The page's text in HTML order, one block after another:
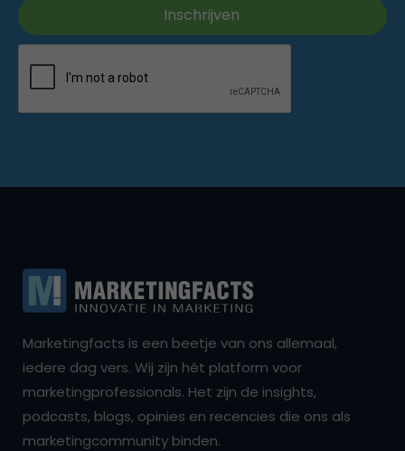
Marketingfacts is een beetje van ons allemaal,
iedere dag vers. Wij zijn hét platform voor
marketingprofessionals. Het zijn de insights,
podcasts, blogs, opinies en recencies die ons als
marketingcommunity binden.